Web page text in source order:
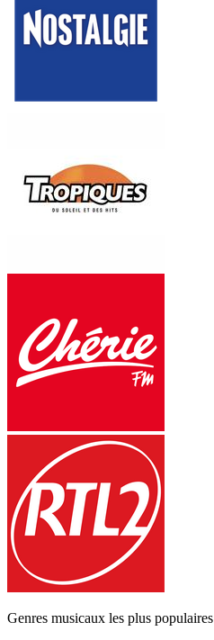
Genres musicaux les plus populaires